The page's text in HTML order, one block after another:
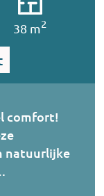
38 m2
comfort!
natuurlijke